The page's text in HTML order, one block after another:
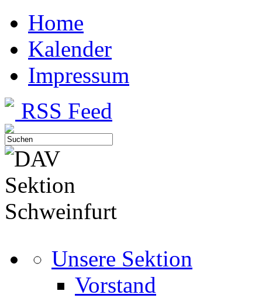
Home
Kalender
Impressum
RSS Feed
Unsere Sektion
Vorstand